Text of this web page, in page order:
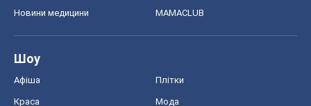
Новини медицини MAMACLUB
Шоу
Афіша Плітки
Краса Мода